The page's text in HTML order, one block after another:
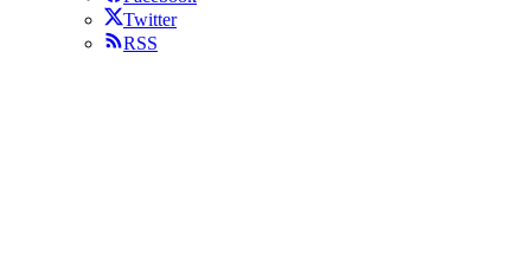
Twitter
RSS